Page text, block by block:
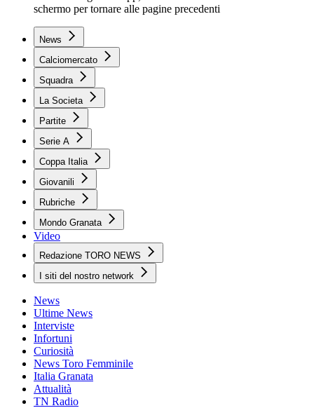
schermo per tornare alle pagine precedenti
News
Calciomercato
Squadra
La Societa
Partite
Serie A
Coppa Italia
Giovanili
Rubriche
Mondo Granata
Video
Redazione TORO NEWS
I siti del nostro network
News
Ultime News
Interviste
Infortuni
Curiosità
News Toro Femminile
Italia Granata
Attualità
TN Radio